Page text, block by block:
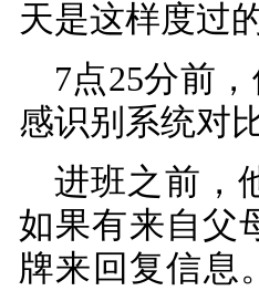
天是这样度过
7点25分前
感识别系统对
进班之前，
如果有来自父
牌来回复信息